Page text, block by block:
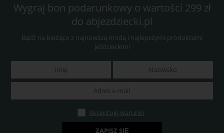
Wygraj bon podarunkowy o wartości 299 zł
do abjezdziecki.pl
Bądź na bieżąco z najnowszą modą i najlepszymi produktami
jeździeckimi
Akceptuję warunki